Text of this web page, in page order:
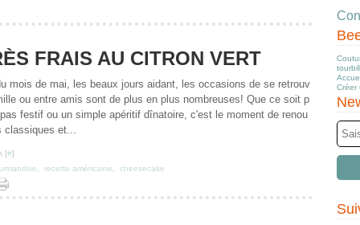
FRAIS AU CITRON VERT
mois de mai, les beaux jours aidant, les occasions de se retrouv
ou entre amis sont de plus en plus nombreuses! Que ce soit p
festif ou un simple apéritif dînatoire, c'est le moment de renou
classiques et...
[#]
recette américaine cheesecake
Créer